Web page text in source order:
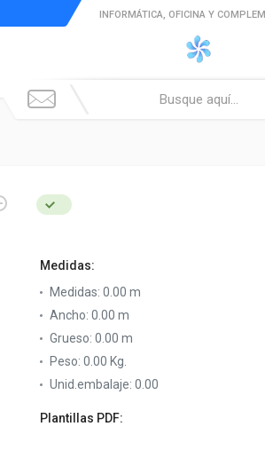
INFORMÁTICA, OFICINA Y
Medidas:
Medidas: 0.00 m
Ancho: 0.00 m
Grueso: 0.00 m
Peso: 0.00 Kg.
Unid.embalaje: 0.00
Plantillas PDF: